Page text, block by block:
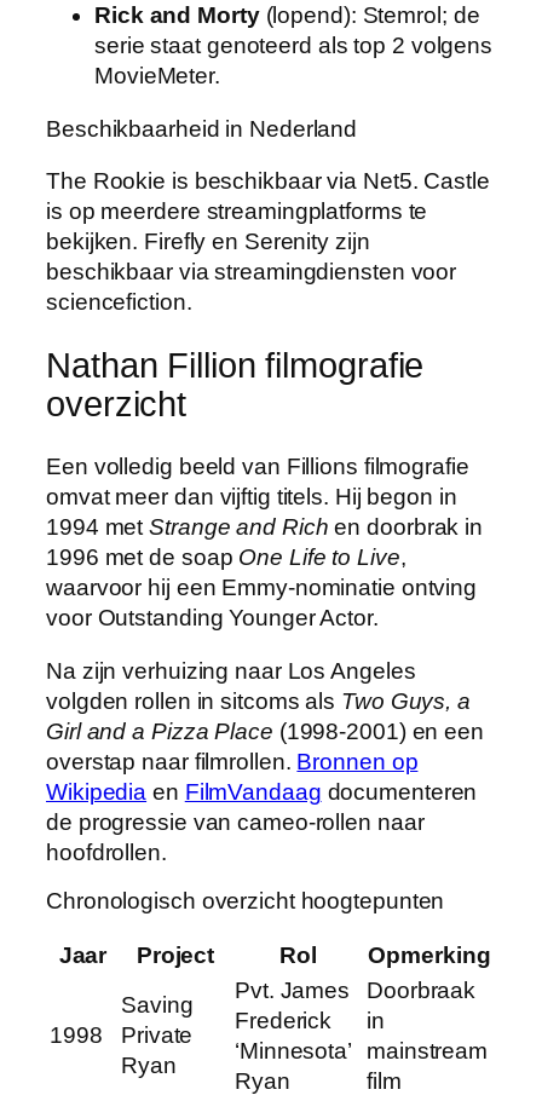
Rick and Morty(lopend): Stemrol; de
serie staat genoteerd als top 2 volgens
MovieMeter.
Beschikbaarheid in Nederland
The Rookie is beschikbaar via Net5. Castle
is op meerdere streamingplatforms te
bekijken. Firefly en Serenity zijn
beschikbaar via streamingdiensten voor
sciencefiction.
Nathan Fillion filmografie
overzicht
Een volledig beeld van Fillions filmografie
omvat meer dan vijftig titels. Hij begon in
1994 metStrange and Rich en doorbrak in
1996 met de soap One Life to Live,
waarvoor hij een Emmy-nominatie ontving
voor Outstanding Younger Actor.
Na zijn verhuizing naar Los Angeles
volgden rollen in sitcoms als Two Guys, a
Girl and a Pizza Place (1998-2001) en een
overstap naar filmrollen. Bronnen op
Wikipedia en FilmVandaag documenteren
de progressie van cameo-rollen naar
hoofdrollen.
Chronologisch overzicht hoogtepunten
Jaar Project Rol Opmerking
1998
Saving
Private
Ryan
Pvt. James
Frederick
‘Minnesota’
Ryan
Doorbraak
in
mainstream
film